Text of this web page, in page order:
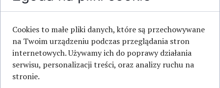
deserunt mollit anim id est laborum.
Lorem ipsum dolor sit amet, consectetur adipiscing elit, sed
do eiusmod tempor incididunt ut labore et dolore magna
aliqua. Ut enim ad minim veniam, quis nostrud exercitation
ullamco laboris nisi ut aliquip ex ea commodo consequat. Duis
aute irure dolor in reprehenderit in voluptate velit esse
Cookies to małe pliki danych, które są przechowywane
na Twoim urządzeniu podczas przeglądania stron
internetowych. Używamy ich do poprawy działania
serwisu, personalizacji treści, oraz analizy ruchu na
stronie.